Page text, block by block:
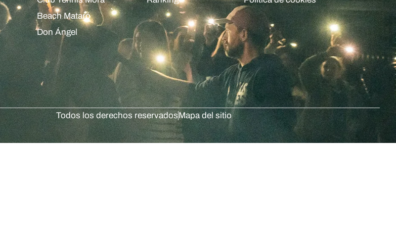
Beach Mataró
Don Ángel
Todos los derechos reservadosMapa del sitio